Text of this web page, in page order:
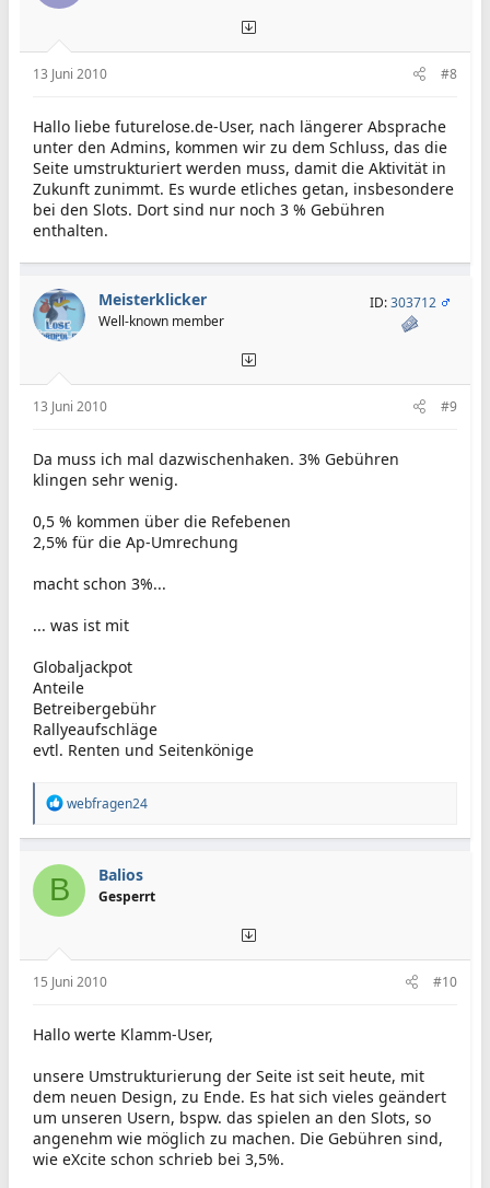
13 Juni 2010 #8
Hallo liebe futurelose.de-User, nach längerer Absprache
unter den Admins, kommen wir zu dem Schluss, das die
Seite umstrukturiert werden muss, damit die Aktivität in
Zukunft zunimmt. Es wurde etliches getan, insbesondere
bei den Slots. Dort sind nur noch 3 % Gebühren
enthalten.
Meisterklicker
Well-known member
ID:303712
13 Juni 2010 #9
Da muss ich mal dazwischenhaken. 3% Gebühren
klingen sehr wenig.
0,5 % kommen über die Refebenen
2,5% für die Ap-Umrechung
macht schon 3%...
... was ist mit
Globaljackpot
Anteile
Betreibergebühr
Rallyeaufschläge
evtl. Renten und Seitenkönige
R
a
t
i
n
:
webfragen24
B Balios
Gesperrt
15 Juni 2010 #10
Hallo werte Klamm-User,
unsere Umstrukturierung der Seite ist seit heute, mit
dem neuen Design, zu Ende. Es hat sich vieles geändert
um unseren Usern, bspw. das spielen an den Slots, so
angenehm wie möglich zu machen. Die Gebühren sind,
wie eXcite schon schrieb bei 3,5%.